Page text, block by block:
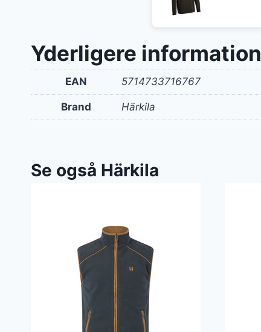
Yderligere information
EAN 5714733716767
Brand Härkila
Se også Härkila